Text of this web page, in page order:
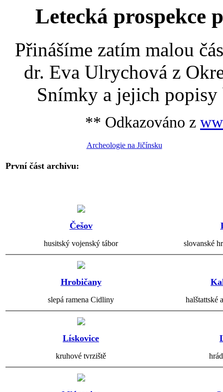
Letecká prospekce
Přinášíme zatím malou
dr. Eva Ulrychová z
Snímky a jejich popisy
** Odkazováno z
Archeologie na Jičínsku
První část archivu:
Češov
husitský vojenský tábor slovanské
Hrobičany
slepá ramena Cidliny halštattské
Lískovice
kruhové tvrziště